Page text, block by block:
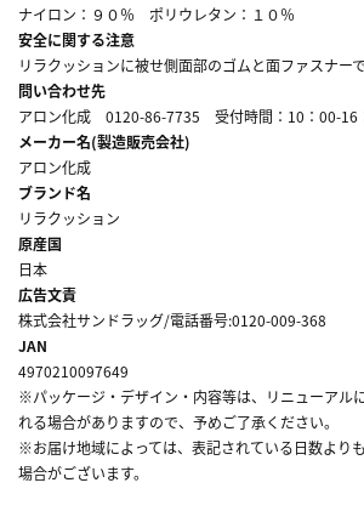
ナイロン：９０％ ポリウレタン：１０％
安全に関する注意
リラクッションに被せ側面部のゴムと面ファスナーで
問い合わせ先
アロン化成 0120-86-7735 受付時間：10：00-16
メーカー名(製造販売会社)
アロン化成
ブランド名
リラクッション
原産国
日本
広告文責
株式会社サンドラッグ/電話番号:0120-009-368
JAN
4970210097649
※パッケージ・デザイン・内容等は、リニューアル
れる場合がありますので、予めご了承ください。
※お届け地域によっては、表記されている日数より
場合がございます。